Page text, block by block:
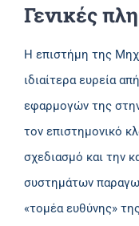
Γενικές
Η επιστήμη της
ιδιαίτερα ευρεία
εφαρμογών της
τον επιστημονικό
σχεδιασμό και την
συστημάτων
«τομέα ευθύνης»